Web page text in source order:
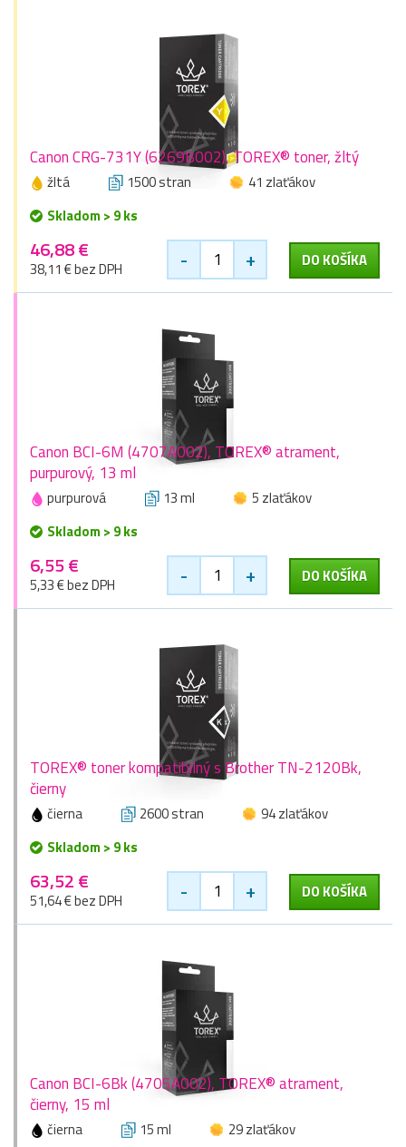
Canon CRG-731Y (6269B002), TOREX® toner, žltý
žltá 1500 stran
41 zlaťákov
Skladom > 9 ks
46,88 €
38,11 € bez DPH - + DO KOŠÍKA
Canon BCI-6M (4707A002), TOREX® atrament,
purpurový, 13 ml
purpurová 13 ml
5 zlaťákov
Skladom > 9 ks
6,55 €
5,33 € bez DPH - + DO KOŠÍKA
TOREX® toner kompatibilný s Brother TN-2120Bk,
čierny
čierna 2600 stran
94 zlaťákov
Skladom > 9 ks
63,52 €
51,64 € bez DPH - + DO KOŠÍKA
Canon BCI-6Bk (4705A002), TOREX® atrament,
čierny, 15 ml
čierna 15 ml
29 zlaťákov